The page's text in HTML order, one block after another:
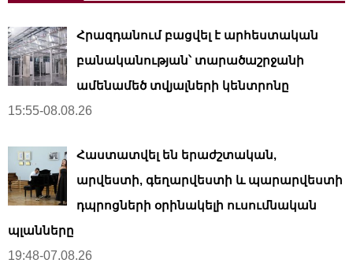
Հրազդանում բացվել է արհեստական ​​
բանականության՝ տարածաշրջանի
ամենամեծ տվյալների կենտրոնը
15:55-08.08.26
Հաստատվել են երաժշտական,
արվեստի, գեղարվեստի և պարարվեստի
դպրոցների օրինակելի ուսումնական
պլանները
19:48-07.08.26